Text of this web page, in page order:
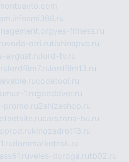
smi366.ru
yes-fitness.ru
voda-otri.rutishinapve.ru
avgust.ru lord-tv.ru
lordfilm7.ru lordfilm13.ru
codetool.ru
muz-1.rugooddver.ru
promo.ru2shizashop.ru
carszona-bu.ru
kinozadrot13.ru
dommarketnsk.ru
veles-doroga.rutb02.ru